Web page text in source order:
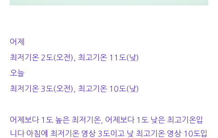
어제
최저기온 2도(오전), 최고기온 11도(낮)
오늘
최저기온 3도(오전), 최고기온 10도(낮)
어제보다 1도 높은 최저기온, 어제보다 1도 낮은 최고기온입
니다 아침에 최저기온 영상 3도이고 낮 최고기온 영상 10도입